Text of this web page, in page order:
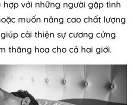
với những người gặp tình
muốn nâng cao chất lượng
cải thiện sự cương cứng
thăng hoa cho cả hai giới.